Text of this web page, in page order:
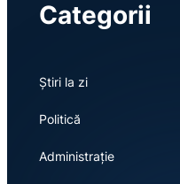
Categorii
Știri la zi
Politică
Administrație